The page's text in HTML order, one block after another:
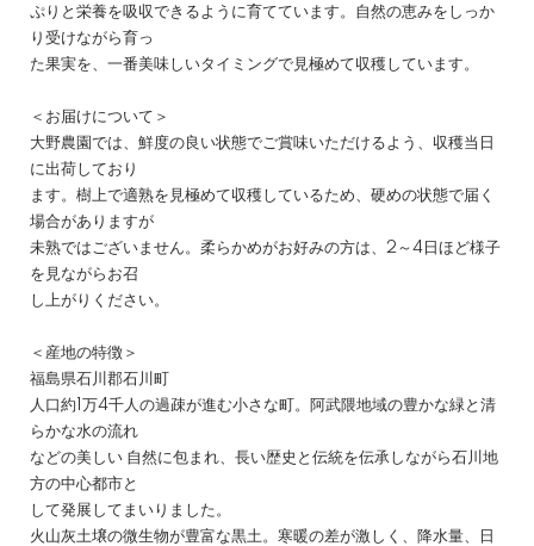
ぷりと栄養を吸収できるように育てています。自然の恵みをしっか
り受けながら育っ
た果実を、一番美味しいタイミングで見極めて収穫しています。
＜お届けについて＞
大野農園では、鮮度の良い状態でご賞味いただけるよう、収穫当日
に出荷しており
ます。樹上で適熟を見極めて収穫しているため、硬めの状態で届く
場合がありますが
未熟ではございません。柔らかめがお好みの方は、2～4日ほど様子
を見ながらお召
し上がりください。
＜産地の特徴＞
福島県石川郡石川町
人口約1万4千人の過疎が進む小さな町。阿武隈地域の豊かな緑と清
らかな水の流れ
などの美しい 自然に包まれ、長い歴史と伝統を伝承しながら石川地
方の中心都市と
して発展してまいりました。
火山灰土壌の微生物が豊富な黒土。寒暖の差が激しく、降水量、日